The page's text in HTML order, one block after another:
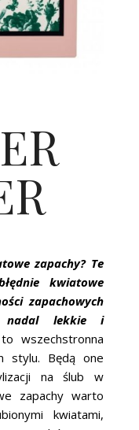
zapachy? Te
kwiatowe
zapachowych
nadal lekkie i
wszechstronna
stylu. Będą one
na ślub w
zapachy warto
kwiatami,